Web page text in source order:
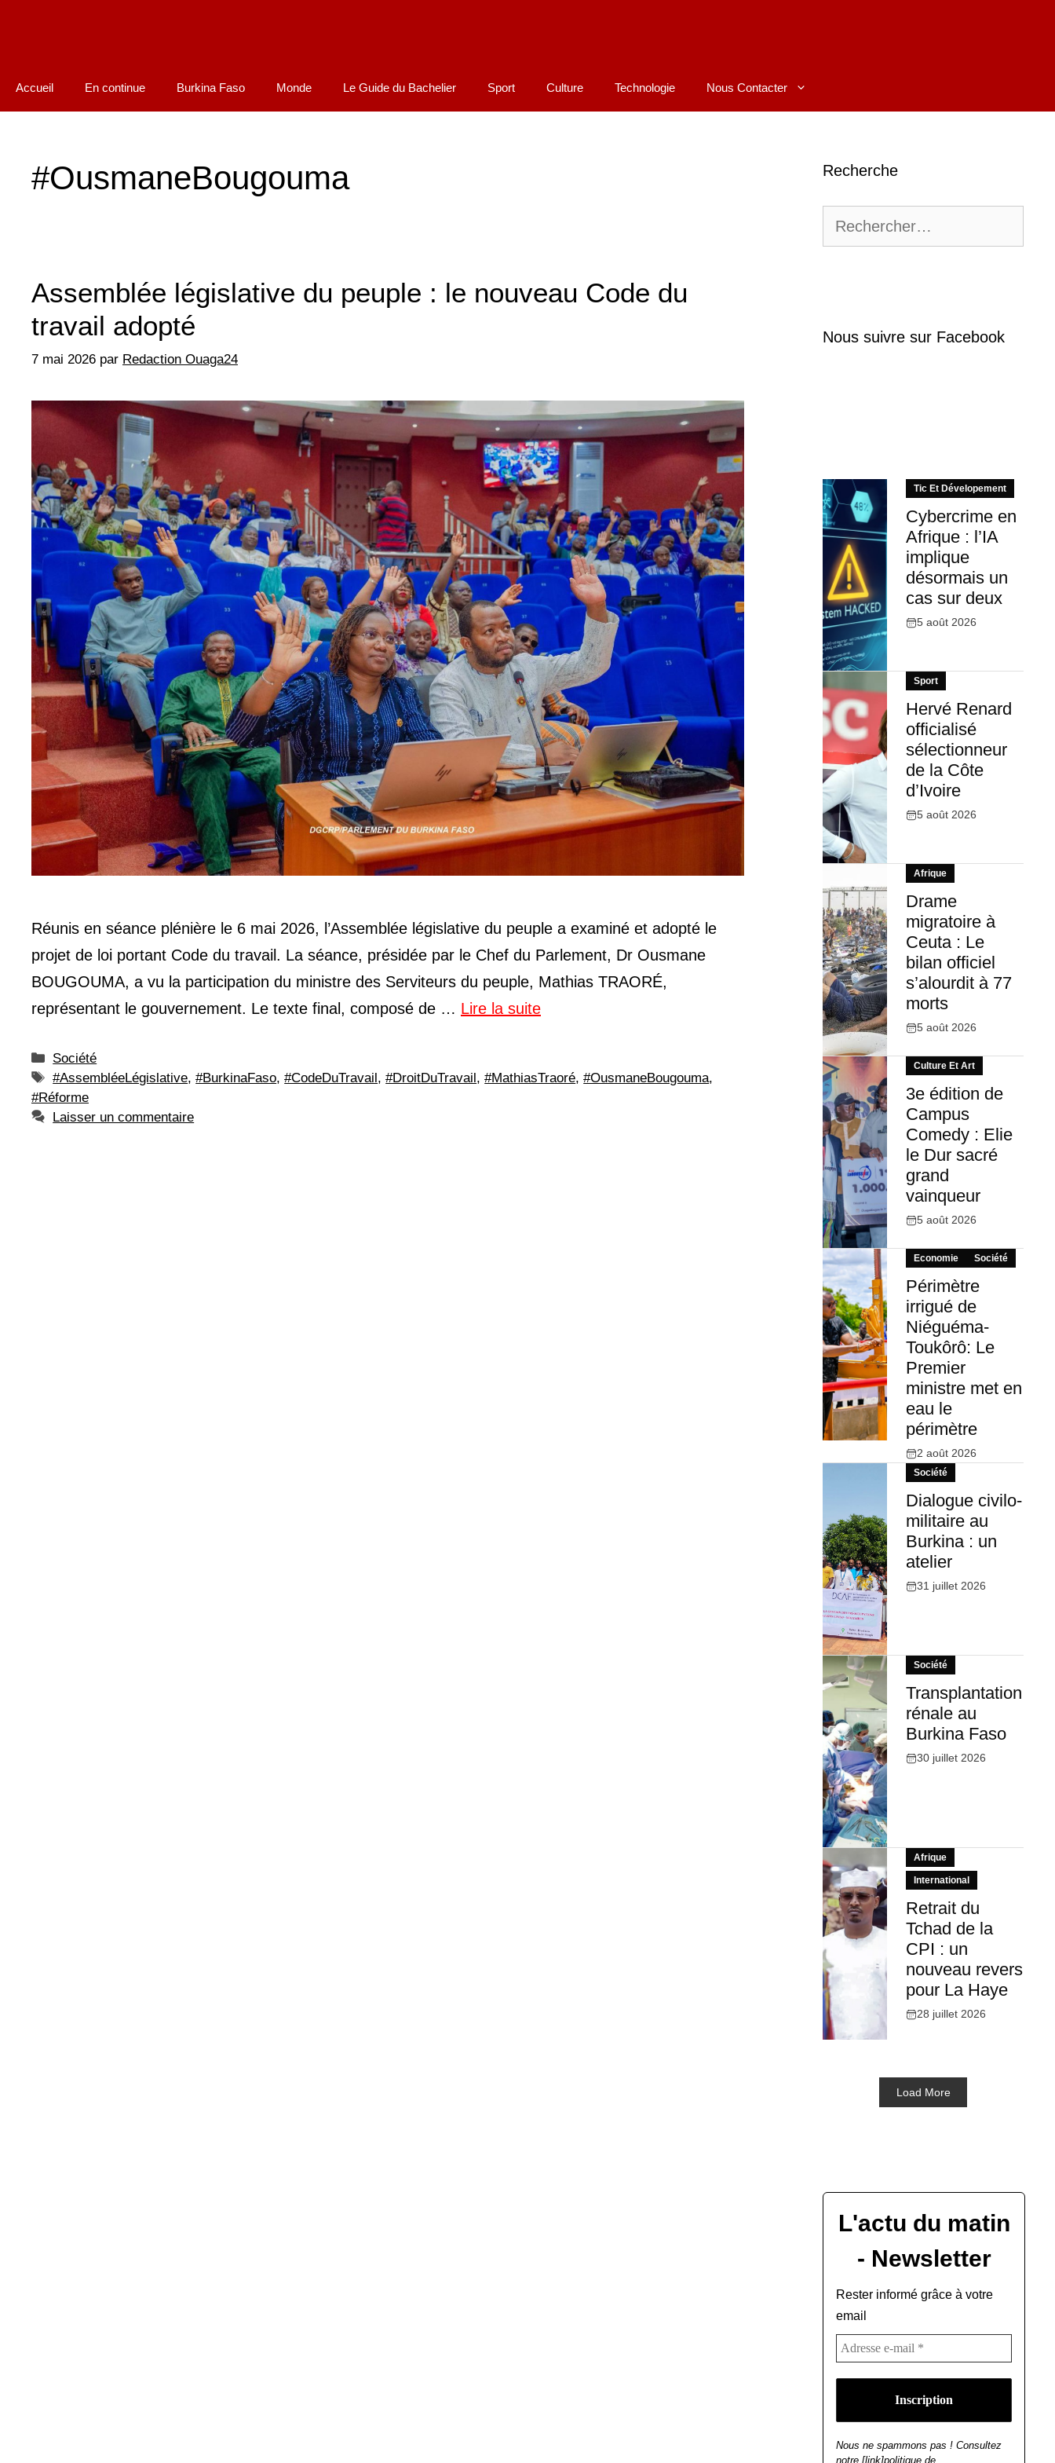
Accueil En continue Burkina Faso Monde Le Guide du Bachelier Sport Culture Technologie Nous Contacter
#OusmaneBougouma
Assemblée législative du peuple : le nouveau Code du
travail adopté
7 mai 2026 par Redaction Ouaga24
Réunis en séance plénière le 6 mai 2026, l’Assemblée législative du peuple a examiné et adopté le
projet de loi portant Code du travail. La séance, présidée par le Chef du Parlement, Dr Ousmane
BOUGOUMA, a vu la participation du ministre des Serviteurs du peuple, Mathias TRAORÉ,
représentant le gouvernement. Le texte final, composé de … Lire la suite
Catégories
Société
Étiquettes
#AssembléeLégislative,#BurkinaFaso,#CodeDuTravail,#DroitDuTravail,#MathiasTraoré,#OusmaneBougouma,
#Réforme
Laisser un commentaire
Recherche
Nous suivre sur Facebook
Tic Et Dévelopement
Cybercrime en
Afrique : l’IA
implique
désormais un
cas sur deux
5 août 2026
Sport
Hervé Renard
officialisé
sélectionneur
de la Côte
d’Ivoire
5 août 2026
Afrique
Drame
migratoire à
Ceuta : Le
bilan officiel
s’alourdit à 77
morts
5 août 2026
Culture Et Art
3e édition de
Campus
Comedy : Elie
le Dur sacré
grand
vainqueur
5 août 2026
Economie Société
Périmètre
irrigué de
Niéguéma-
Toukôrô: Le
Premier
ministre met en
eau le
périmètre
2 août 2026
Société
Dialogue civilo-
militaire au
Burkina : un
atelier
31 juillet 2026
Société
Transplantation
rénale au
Burkina Faso
30 juillet 2026
Afrique
International
Retrait du
Tchad de la
CPI : un
nouveau revers
pour La Haye
28 juillet 2026
Load More
L'actu du matin
- Newsletter
Rester informé grâce à votre
email
Nous ne spammons pas ! Consultez
notre [link]politique de